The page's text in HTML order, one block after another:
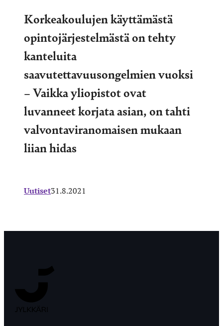
Korkeakoulujen käyttämästä
opintojärjestelmästä on tehty
kanteluita
saavutettavuusongelmien vuoksi
– Vaikka yliopistot ovat
luvanneet korjata asian, on tahti
valvontaviranomaisen mukaan
liian hidas
Uutiset31.8.2021